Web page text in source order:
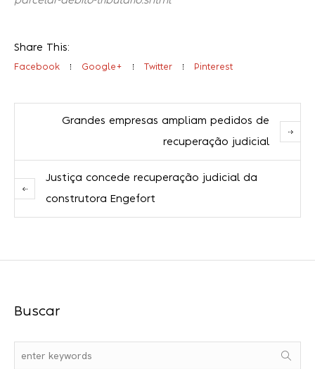
Share This:
Facebook Google+ Twitter Pinterest
Grandes empresas ampliam pedidos de
recuperação judicial
Justiça concede recuperação judicial da
construtora Engefort
Buscar